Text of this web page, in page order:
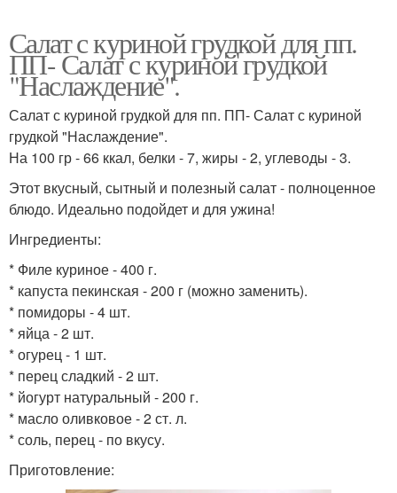
Салат с куриной грудкой для пп.
ПП- Салат с куриной грудкой
"Наслаждение".
Салат с куриной грудкой для пп. ПП- Салат с куриной
грудкой "Наслаждение".
На 100 гр - 66 ккал, белки - 7, жиры - 2, углеводы - 3.
Этот вкусный, сытный и полезный салат - полноценное
блюдо. Идеально подойдет и для ужина!
Ингредиенты:
* Филе куриное - 400 г.
* капуста пекинская - 200 г (можно заменить).
* помидоры - 4 шт.
* яйца - 2 шт.
* огурец - 1 шт.
* перец сладкий - 2 шт.
* йогурт натуральный - 200 г.
* масло оливковое - 2 ст. л.
* соль, перец - по вкусу.
Приготовление: